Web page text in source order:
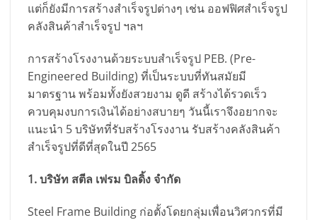
แต่ก็ยังมีการสร้างสำเร็จรูปต่างๆ เช่น ออฟฟิศสำเร็จรูป
คลังสินค้าสำเร็จรูป ฯลฯ
การสร้างโรงงานด้วยระบบสำเร็จรูป PEB. (Pre-
Engineered Building) ที่เป็นระบบที่ทันสมัยมี
มาตรฐาน พร้อมทั้งยังสวยงาม ดูดี สร้างได้รวดเร็ว
ควบคุมงบการเงินได้อย่างสบายๆ วันนี้เราจึงอยากจะ
แนะนำ 5 บริษัทที่รับสร้างโรงงาน รับสร้างคลังสินค้า
สำเร็จรูปที่ดีที่สุดในปี 2565
1. บริษัท สตีล เฟรม บิลดิ้ง จำกัด
Steel Frame Building ก่อตั้งโดยกลุ่มเพื่อนวิศวกรที่มี